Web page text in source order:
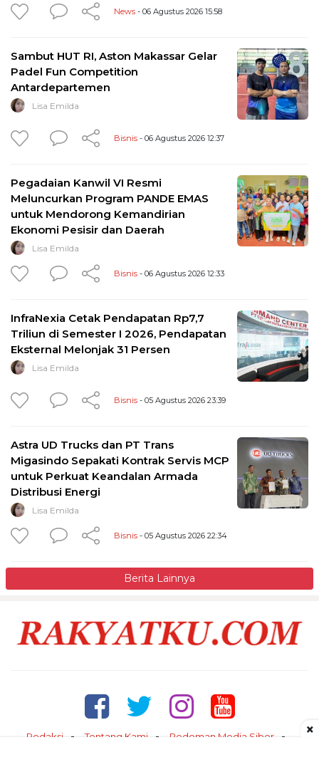
News - 06 Agustus 2026 15:58
Sambut HUT RI, Aston Makassar Gelar
Padel Fun Competition
Antardepartemen
Lisa Emilda
Bisnis - 06 Agustus 2026 12:37
Pegadaian Kanwil VI Resmi
Meluncurkan Program PANDE EMAS
untuk Mendorong Kemandirian
Ekonomi Pesisir dan Daerah
Lisa Emilda
Bisnis - 06 Agustus 2026 12:33
InfraNexia Cetak Pendapatan Rp7,7
Triliun di Semester I 2026, Pendapatan
Eksternal Melonjak 31 Persen
Lisa Emilda
Bisnis - 05 Agustus 2026 23:39
Astra UD Trucks dan PT Trans
Migasindo Sepakati Kontrak Servis MCP
untuk Perkuat Keandalan Armada
Distribusi Energi
Lisa Emilda
Bisnis - 05 Agustus 2026 22:34
Berita Lainnya
Redaksi Tentang Kami
Pedoman Media Siber
×